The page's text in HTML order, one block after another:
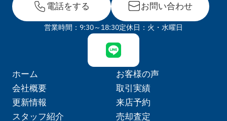
電話をする お問い合わせ
営業時間：9:30～18:30定休日：火・水曜日
ホーム
会社概要
更新情報
スタッフ紹介
お客様の声
取引実績
来店予約
売却査定